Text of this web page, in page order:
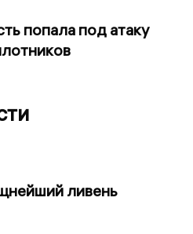
попала под атаку
ливень